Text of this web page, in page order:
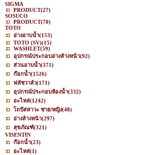
SIGMA
PRODUCT(27)
SOSUCO
PRODUCT(70)
TOTO
อ่างอาบน้ำ(153)
TOTO (SV)(15)
WASHLET(59)
อุปกรณ์ประกอบอ่างล้างหน้า(92)
ส่วนอาบน้ำ(371)
ก๊อกน้ำ(1526)
ฟลัชวาล์ว(171)
อุปกรณ์ประกอบห้องน้ำ(332)
อะไหล่(1242)
โถปัสสาวะ ชาย/หญิง(48)
อ่างล้างหน้า(297)
สุขภัณฑ์(321)
VISENTIN
ก๊อกน้ำ(23)
อะไหล่(1)